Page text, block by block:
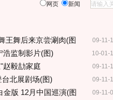
网页 新闻
09-11-
王舞后来京尝涮肉(图
10-01-
浩监制影片(图)
09-11-
赵毅劼家庭
09-11-
北展剧场(图)
09-11-
版 12月中国巡演(图